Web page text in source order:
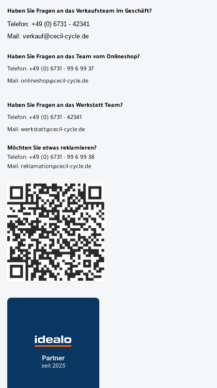
Haben Sie Fragen an das Verkaufsteam im Geschäft?
Telefon: +49 (0) 6731 - 42341
Mail: verkauf@cecil-cycle.de
Haben Sie Fragen an das Team vom Onlineshop?
Telefon: +49 (0) 6731 - 99 6 99 37
Mail: onlineshop@cecil-cycle.de
Haben Sie Fragen an das Werkstatt Team?
Telefon: +49 (0) 6731 - 42341
Mail: werkstatt@cecil-cycle.de
Möchten Sie etwas reklamieren?
Telefon: +49 (0) 6731 - 99 6 99 38
Mail: reklamation@cecil-cycle.de